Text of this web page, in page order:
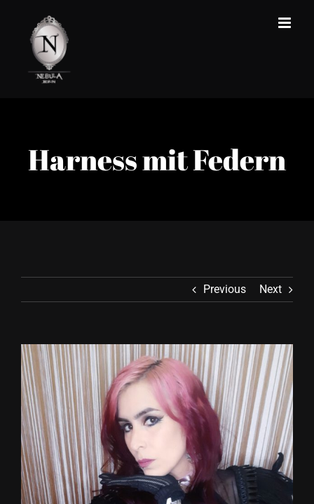
springen
Harness mit Federn
Previous Next
View
Larger
Image